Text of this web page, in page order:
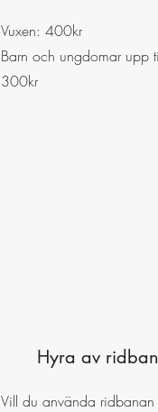
Vuxen: 400kr
Barn och ungdomar upp
300kr
Hyra av
Vill du använda ridbanan